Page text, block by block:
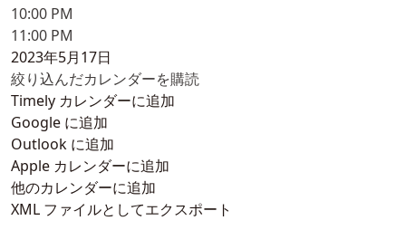
10:00 PM
11:00 PM
2023年5月17日
絞り込んだカレンダーを購読
Timely カレンダーに追加
Google に追加
Outlook に追加
Apple カレンダーに追加
他のカレンダーに追加
XML ファイルとしてエクスポート